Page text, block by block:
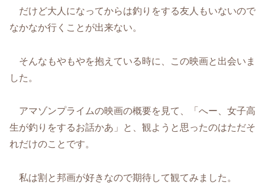
だけど大人になってからは釣りをする友人もいないので
なかなか行くことが出来ない。
そんなもやもやを抱えている時に、この映画と出会いま
した。
アマゾンプライムの映画の概要を見て、「へー、女子高
生が釣りをするお話かあ」と、観ようと思ったのはただそ
れだけのことです。
私は割と邦画が好きなので期待して観てみました。